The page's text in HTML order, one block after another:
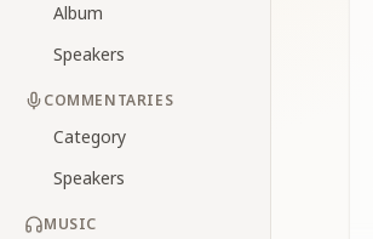
Album
Speakers
COMMENTARIES
Category
Speakers
MUSIC